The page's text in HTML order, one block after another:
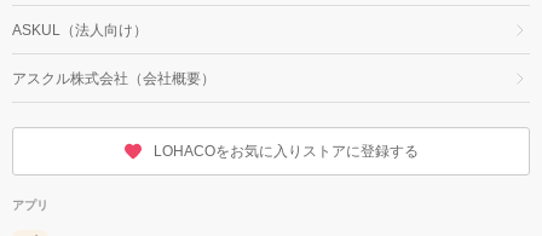
ASKUL（法人向け）
アスクル株式会社（会社概要）
LOHACOをお気に入りストアに登録する
アプリ